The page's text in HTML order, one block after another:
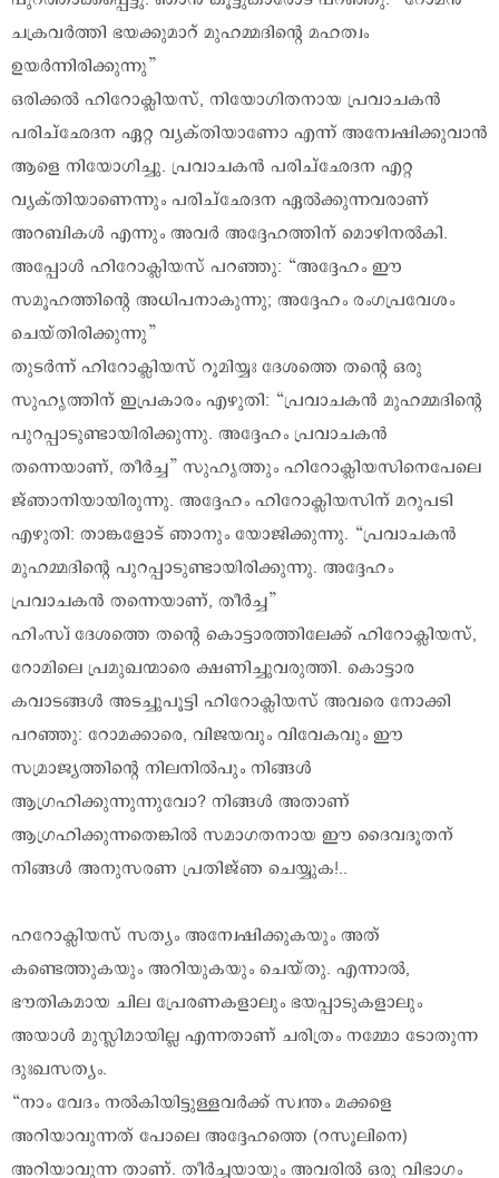
ചക്രവർത്തി ഭയക്കുമാറ് മുഹമ്മദിന്റെ മഹത്വം
ഉയർന്നിരിക്കുന്നു”
ഒരിക്കൽ ഹിറോക്ലിയസ്, നിയോഗിതനായ പ്രവാചകൻ
പരിച്ഛേദന ഏറ്റ വ്യക്തിയാണോ എന്ന് അന്വേഷിക്കുവാൻ
ആളെ നിയോഗിച്ചു. പ്രവാചകൻ പരിച്ഛേദന എറ്റ
വ്യക്തിയാണെന്നും പരിച്ഛേദന ഏൽക്കുന്നവരാണ്
അറബികൾ എന്നും അവർ അദ്ദേഹത്തിന് മൊഴിനൽകി.
അപ്പോൾ ഹിറോക്ലിയസ് പറഞ്ഞു: “അദ്ദേഹം ഈ
സമൂഹത്തിന്റെ അധിപനാകുന്നു; അദ്ദേഹം രംഗപ്രവേശം
ചെയ്തിരിക്കുന്നു”
തുടർന്ന് ഹിറോക്ലിയസ് റൂമിയ്യഃ ദേശത്തെ തന്റെ ഒരു
സുഹൃത്തിന് ഇപ്രകാരം എഴുതി: “പ്രവാചകൻ മുഹമ്മദിന്റെ
പുറപ്പാടുണ്ടായിരിക്കുന്നു. അദ്ദേഹം പ്രവാചകൻ
തന്നെയാണ്, തീർച്ച” സുഹൃത്തും ഹിറോക്ലിയസിനെപേലെ
ജ്ഞാനിയായിരുന്നു. അദ്ദേഹം ഹിറോക്ലിയസിന് മറുപടി
എഴുതി: താങ്കളോട് ഞാനും യോജിക്കുന്നു. “പ്രവാചകൻ
മുഹമ്മദിന്റെ പുറപ്പാടുണ്ടായിരിക്കുന്നു. അദ്ദേഹം
പ്രവാചകൻ തന്നെയാണ്, തീർച്ച”
ഹിംസ്വ് ദേശത്തെ തന്റെ കൊട്ടാരത്തിലേക്ക് ഹിറോക്ലിയസ്,
റോമിലെ പ്രമുഖന്മാരെ ക്ഷണിച്ചുവരുത്തി. കൊട്ടാര
കവാടങ്ങൾ അടച്ചുപൂട്ടി ഹിറോക്ലിയസ് അവരെ നോക്കി
പറഞ്ഞു: റോമക്കാരെ, വിജയവും വിവേകവും ഈ
സമ്രാജ്യത്തിന്റെ നിലനിൽപും നിങ്ങൾ
ആഗ്രഹിക്കുന്നുന്നുവോ? നിങ്ങൾ അതാണ്
ആഗ്രഹിക്കുന്നതെങ്കിൽ സമാഗതനായ ഈ ദൈവദൂതന്
നിങ്ങൾ അനുസരണ പ്രതിജ്ഞ ചെയ്യുക!..
ഹറോക്ലിയസ് സത്യം അന്വേഷിക്കുകയും അത്
കണ്ടെത്തുകയും അറിയുകയും ചെയ്തു. എന്നാൽ,
ഭൗതികമായ ചില പ്രേരണകളാലും ഭയപ്പാടുകളാലും
അയാൾ മുസ്ലിമായില്ല എന്നതാണ് ചരിത്രം നമ്മോ ടോതുന്ന
ദുഃഖസത്യം.
“നാം വേദം നൽകിയിട്ടുള്ളവർക്ക് സ്വന്തം മക്കളെ
അറിയാവുന്നത് പോലെ അദ്ദേഹത്തെ (റസൂലിനെ)
അറിയാവുന്ന താണ്. തീർച്ചയായും അവരിൽ ഒരു വിഭാഗം